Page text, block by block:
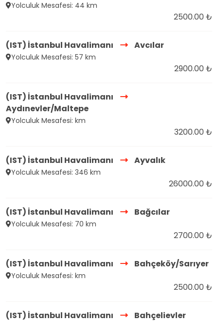
Yolculuk Mesafesi: 44 km
2500.00 ₺
(IST) İstanbul Havalimanı Avcılar
Yolculuk Mesafesi: 57 km
2900.00 ₺
(IST) İstanbul Havalimanı
Aydınevler/Maltepe
Yolculuk Mesafesi: km
3200.00 ₺
(IST) İstanbul Havalimanı Ayvalık
Yolculuk Mesafesi: 346 km
26000.00 ₺
(IST) İstanbul Havalimanı Bağcılar
Yolculuk Mesafesi: 70 km
2700.00 ₺
(IST) İstanbul Havalimanı Bahçeköy/Sarıyer
Yolculuk Mesafesi: km
2500.00 ₺
(IST) İstanbul Havalimanı Bahçelievler